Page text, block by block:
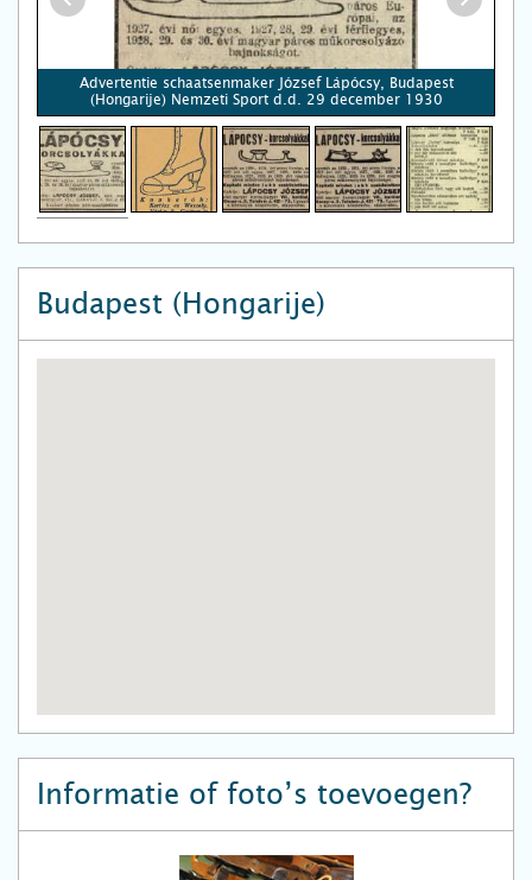
Advertentie schaatsenmaker József Lápócsy, Budapest
(Hongarije) Nemzeti Sport d.d. 29 december 1930
Budapest (Hongarije)
Informatie of foto’s toevoegen?